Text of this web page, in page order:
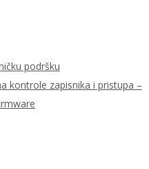
podršku
kontrole zapisnika i pristupa –